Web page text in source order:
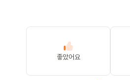
좋았어요